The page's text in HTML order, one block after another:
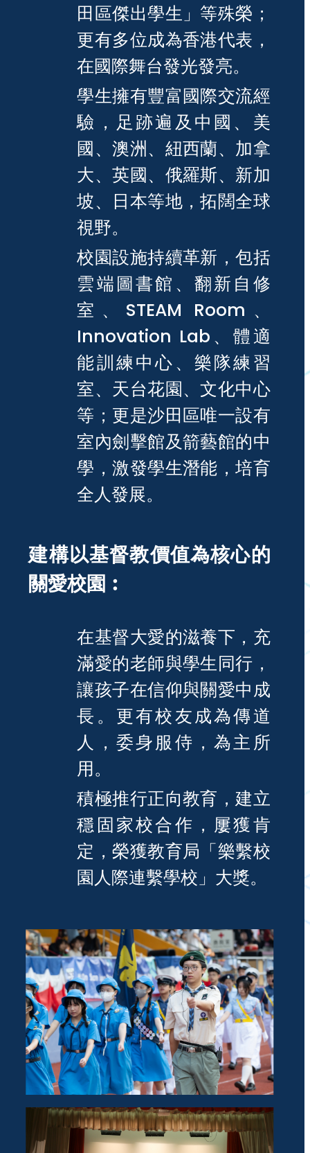
田區傑出學生」等殊榮；
更有多位成為香港代表，
在國際舞台發光發亮。
學生擁有豐富國際交流經
驗，足跡遍及中國、美
國、澳洲、紐西蘭、加拿
大、英國、俄羅斯、新加
坡、日本等地，拓闊全球
視野。
校園設施持續革新，包括
雲端圖書館、翻新自修
室、STEAM Room、
Innovation Lab、體適
能訓練中心、樂隊練習
室、天台花園、文化中心
等；更是沙田區唯一設有
室內劍擊館及箭藝館的中
學，激發學生潛能，培育
全人發展。
建構以基督教價值為核心的
關愛校園︰
在基督大愛的滋養下，充
滿愛的老師與學生同行，
讓孩子在信仰與關愛中成
長。更有校友成為傳道
人，委身服侍，為主所
用。
積極推行正向教育，建立
穩固家校合作，屢獲肯
定，榮獲教育局「樂繫校
園人際連繫學校」大獎。